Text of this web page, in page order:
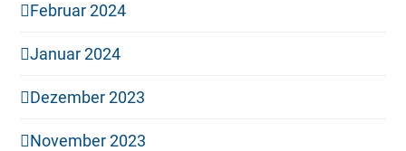
Februar 2024
Januar 2024
Dezember 2023
November 2023